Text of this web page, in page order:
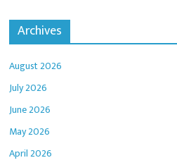
Archives
August 2026
July 2026
June 2026
May 2026
April 2026